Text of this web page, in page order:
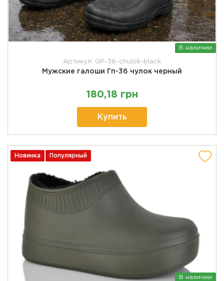
В наличии
Артикул: GP-36-chulok-black
Мужские галоши Гп-36 чулок черный
180,18 грн
Купить
Новинка Популярный
В наличии